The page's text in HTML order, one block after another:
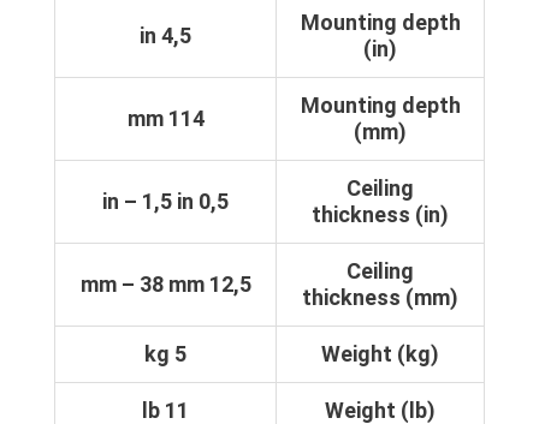
Mounting depth
(in)
4,5 in
Mounting depth
(mm)
114 mm
Ceiling
thickness (in)
0,5 in – 1,5 in
Ceiling
thickness (mm)
12,5 mm – 38 mm
Weight (kg)
5 kg
Weight (lb)
11 lb